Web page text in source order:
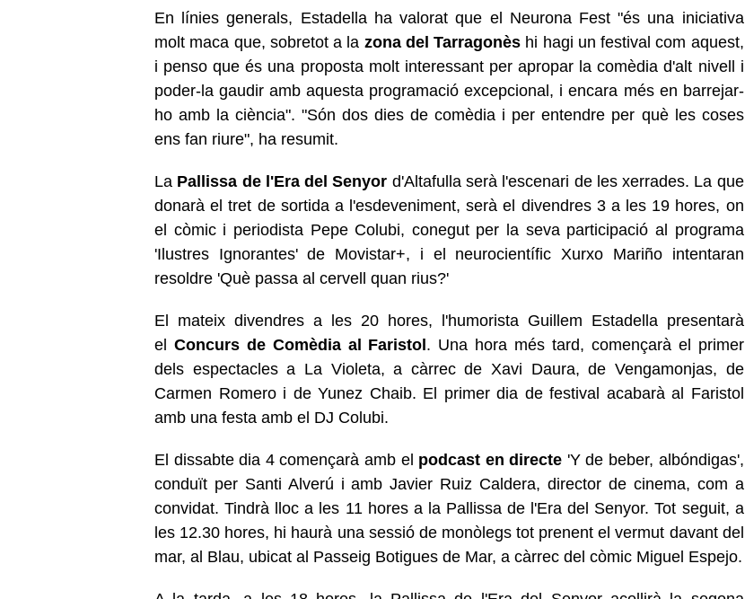
En línies generals, Estadella ha valorat que el Neurona Fest "és una iniciativa
molt maca que, sobretot a la zona del Tarragonès hi hagi un festival com aquest,
i penso que és una proposta molt interessant per apropar la comèdia d'alt nivell i
poder-la gaudir amb aquesta programació excepcional, i encara més en barrejar-
ho amb la ciència". "Són dos dies de comèdia i per entendre per què les coses
ens fan riure", ha resumit.
La Pallissa de l'Era del Senyor d'Altafulla serà l'escenari de les xerrades. La que
donarà el tret de sortida a l'esdeveniment, serà el divendres 3 a les 19 hores, on
el còmic i periodista Pepe Colubi, conegut per la seva participació al programa
'Ilustres Ignorantes' de Movistar+, i el neurocientífic Xurxo Mariño intentaran
resoldre 'Què passa al cervell quan rius?'
El mateix divendres a les 20 hores, l'humorista Guillem Estadella presentarà
el Concurs de Comèdia al Faristol. Una hora més tard, començarà el primer
dels espectacles a La Violeta, a càrrec de Xavi Daura, de Vengamonjas, de
Carmen Romero i de Yunez Chaib. El primer dia de festival acabarà al Faristol
amb una festa amb el DJ Colubi.
El dissabte dia 4 començarà amb el podcast en directe 'Y de beber, albóndigas',
conduït per Santi Alverú i amb Javier Ruiz Caldera, director de cinema, com a
convidat. Tindrà lloc a les 11 hores a la Pallissa de l'Era del Senyor. Tot seguit, a
les 12.30 hores, hi haurà una sessió de monòlegs tot prenent el vermut davant del
mar, al Blau, ubicat al Passeig Botigues de Mar, a càrrec del còmic Miguel Espejo.